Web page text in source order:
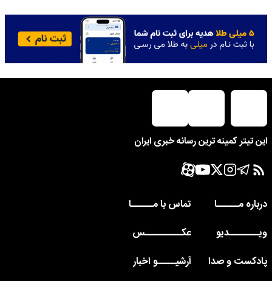
این تیتر کمینه ترین رسانه خبری ایران
درباره مــــــا
تماس با مــــــا
ویــــــــدیو
عکــــــــــس
پادکست و صدا
آرشیـــــو اخبار